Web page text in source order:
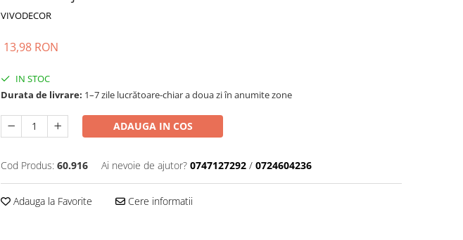
VIVODECOR
13,98 RON
IN STOC
Durata de livrare: 1–7 zile lucrătoare-chiar a doua zi în anumite zone
ADAUGA IN COS
Cod Produs: 60.916 Ai nevoie de ajutor? 0747127292 / 0724604236
Adauga la Favorite Cere informatii